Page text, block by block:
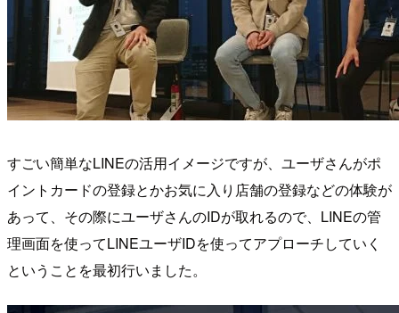
すごい簡単なLINEの活用イメージですが、ユーザさんがポ
イントカードの登録とかお気に入り店舗の登録などの体験が
あって、その際にユーザさんのIDが取れるので、LINEの管
理画面を使ってLINEユーザIDを使ってアプローチしていく
ということを最初行いました。